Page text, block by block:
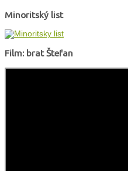
Minoritský list
Film: brat Štefan